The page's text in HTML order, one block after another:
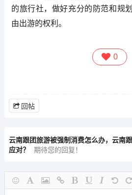
的旅行社，做好充分的防范和规
由出游的权利。
0
回帖
云南跟团旅游被强制消费怎么办，云南
应对？
期待您的回复！